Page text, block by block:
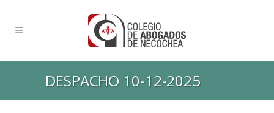
DESPACHO 10-12-2025